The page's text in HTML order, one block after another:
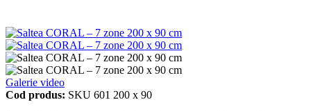
Galerie video
Cod produs: SKU 601 200 x 90